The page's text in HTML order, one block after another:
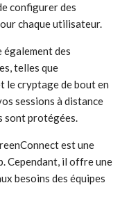
configurer des
chaque utilisateur.
des
telles que
le cryptage de bout en
sessions à distance
sont protégées.
est une
Cependant, il offre une
besoins des équipes